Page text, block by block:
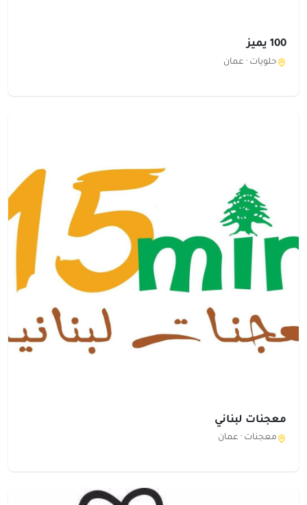
100 يميز
حلويات · عمان
معجنات لبناني
معجنات · عمان